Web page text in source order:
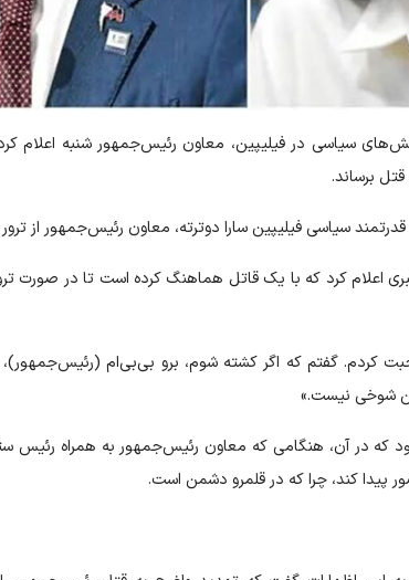
سیاسی در فیلیپین، معاون رئیس‌جمهور شنبه اعلام
برساند.
سیاسی فیلیپین سارا دوترته، معاون رئیس‌جمهور از
اعلام کرد که با یک قاتل هماهنگ کرده است تا در صورت
کردم. گفتم که اگر کشته شوم، برو بی‌بی‌ام (رئیس‌جمهور)،
شوخی نیست.»
که در آن، هنگامی که معاون رئیس‌جمهور به همراه رئیس
پیدا کند، چرا که در قلمرو دشمن است.